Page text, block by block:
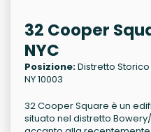
32 Cooper
NYC
Posizione:Distretto
NY 10003
32 Cooper Square è un
situato nel distretto